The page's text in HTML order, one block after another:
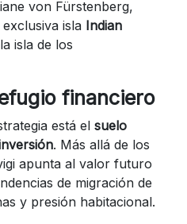
von Fürstenberg,
isla Indian
isla de los
financiero
está el suelo
. Más allá de los
apunta al valor futuro
de migración de
y presión habitacional.